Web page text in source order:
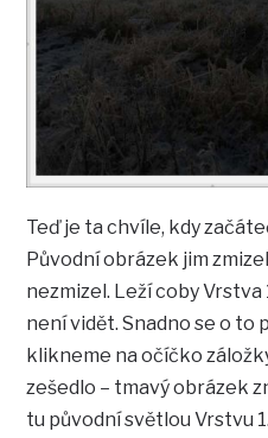
Teď je ta chvíle, kdy
Původní obrázek jim
nezmizel. Leží coby Vrstva
není vidět. Snadno se o to
klikneme na očíčko
zešedlo – tmavý obrázek
tu původní světlou Vrstvu